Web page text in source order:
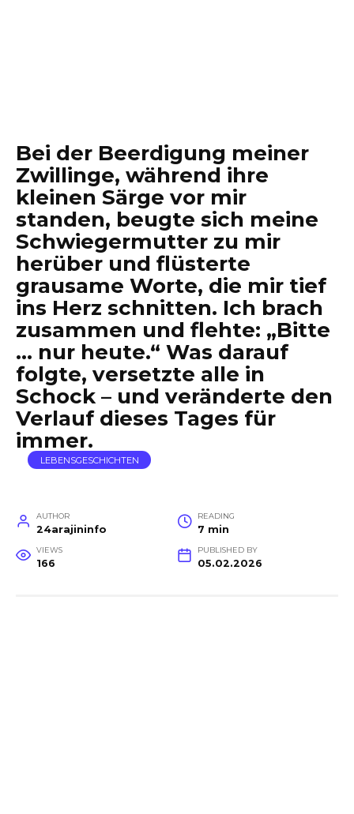
Bei der Beerdigung meiner
Zwillinge, während ihre
kleinen Särge vor mir
standen, beugte sich meine
Schwiegermutter zu mir
herüber und flüsterte
grausame Worte, die mir tief
ins Herz schnitten. Ich brach
zusammen und flehte: „Bitte
… nur heute.“ Was darauf
folgte, versetzte alle in
Schock – und veränderte den
Verlauf dieses Tages für
immer.
LEBENSGESCHICHTEN
AUTHOR
24arajininfo
READING
7 min
VIEWS
166
PUBLISHED BY
05.02.2026